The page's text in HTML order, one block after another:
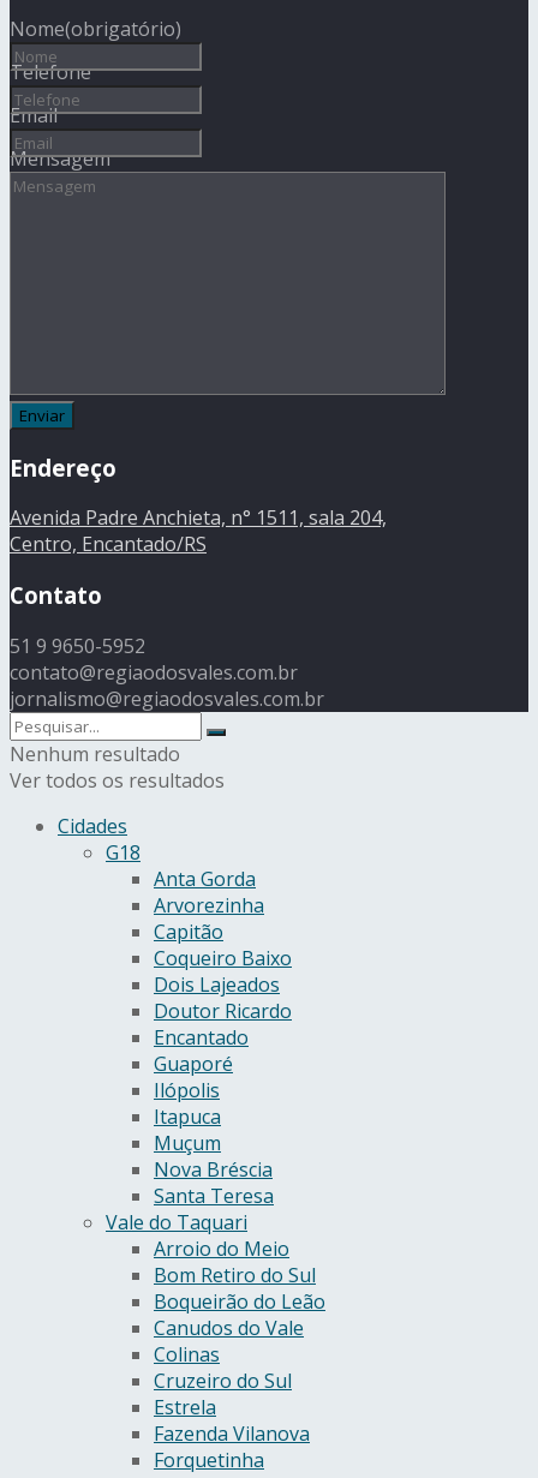
Nome(obrigatório)
Telefone
Email
Mensagem
Endereço
Avenida Padre Anchieta, n° 1511, sala 204,
Centro, Encantado/RS
Contato
51 9 9650-5952
contato@regiaodosvales.com.br
jornalismo@regiaodosvales.com.br
Nenhum resultado
Ver todos os resultados
Cidades
G18
Anta Gorda
Arvorezinha
Capitão
Coqueiro Baixo
Dois Lajeados
Doutor Ricardo
Encantado
Guaporé
Ilópolis
Itapuca
Muçum
Nova Bréscia
Santa Teresa
Vale do Taquari
Arroio do Meio
Bom Retiro do Sul
Boqueirão do Leão
Canudos do Vale
Colinas
Cruzeiro do Sul
Estrela
Fazenda Vilanova
Forquetinha